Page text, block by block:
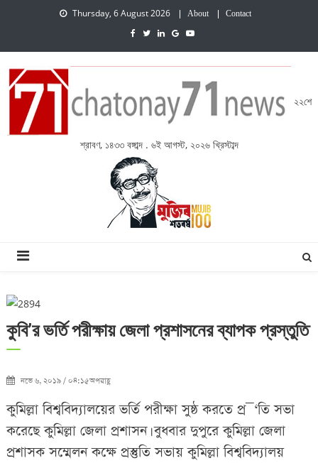
Thursday, 6 August 2026 About Contact
২২শে
শ্রাবণ, ১৪৩৩ বঙ্গাব্দ . ৬ই আগস্ট, ২০২৬ খ্রিস্টাব্দ
কুবি’র ভর্তি পরীক্ষায় জেলা প্রশাসনের ব্যাপক প্রস্তুতি
নভে ৬, ২০১৯ / ০৪:১৫অপরাহ্ণ
কুমিল্লা বিশ্ববিদ্যালয়ের ভর্তি পরীক্ষা সুষ্ঠ করতে প্র¯‘তি সভা
করেছে কুমিল্লা জেলা প্রশাসন। বুধবার দুপুরে কুমিল্লা জেলা
প্রশাসক সম্মেলন কক্ষে প্রস্তুতি সভায় কুমিল্লা বিশ্ববিদ্যালয়